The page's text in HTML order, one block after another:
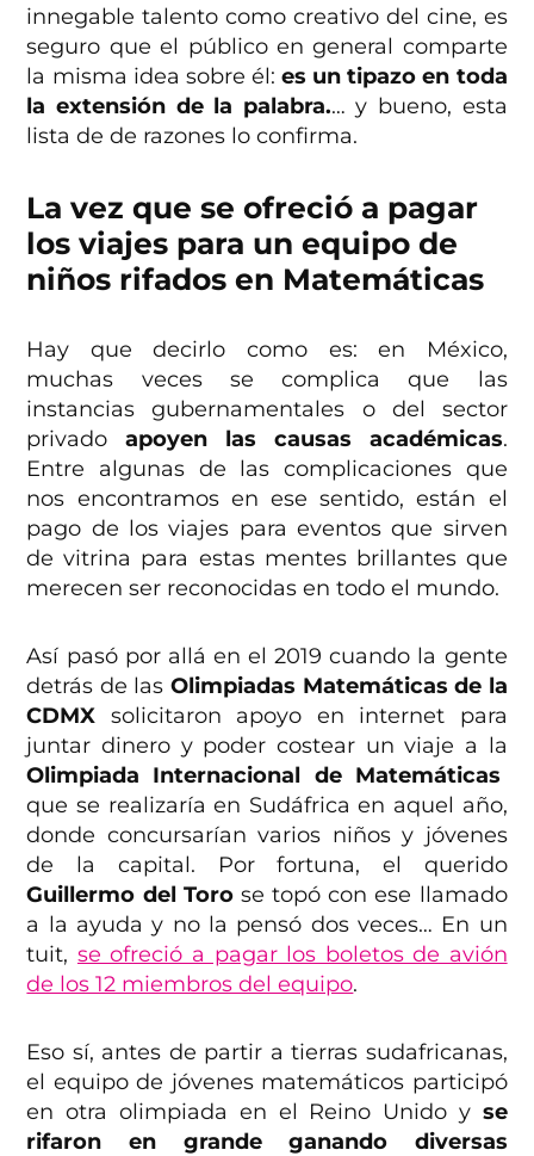
innegable talento como creativo del cine, es
seguro que el público en general comparte
la misma idea sobre él:es un tipazo en toda
la extensión de la palabra.… y bueno, esta
lista de de razones lo confirma.
La vez que se ofreció a pagar
los viajes para un equipo de
niños rifados en Matemáticas
Hay que decirlo como es: en México,
muchas veces se complica que las
instancias gubernamentales o del sector
privado apoyen las causas académicas.
Entre algunas de las complicaciones que
nos encontramos en ese sentido, están el
pago de los viajes para eventos que sirven
de vitrina para estas mentes brillantes que
merecen ser reconocidas en todo el mundo.
Así pasó por allá en el 2019 cuando la gente
detrás de las Olimpiadas Matemáticas de la
CDMX solicitaron apoyo en internet para
juntar dinero y poder costear un viaje a la
Olimpiada Internacional de Matemáticas
que se realizaría en Sudáfrica en aquel año,
donde concursarían varios niños y jóvenes
de la capital. Por fortuna, el querido
Guillermo del Torose topó con ese llamado
a la ayuda y no la pensó dos veces… En un
tuit, se ofreció a pagar los boletos de avión
de los 12 miembros del equipo.
Eso sí, antes de partir a tierras sudafricanas,
el equipo de jóvenes matemáticos participó
en otra olimpiada en el Reino Unido y se
rifaron en grande ganando diversas